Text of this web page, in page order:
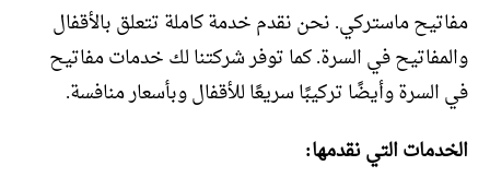
مفاتيح ماستركي. نحن نقدم خدمة كاملة تتعلق بالأقفال
والمفاتيح في السرة. كما توفر شركتنا لك خدمات مفاتيح
في السرة وأيضًا تركيبًا سريعًا للأقفال وبأسعار منافسة.
الخدمات التي نقدمها: